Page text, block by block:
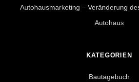
Autohausmarketing – Veränderung
Autohaus
KATEGORIEN
Bautagebuch